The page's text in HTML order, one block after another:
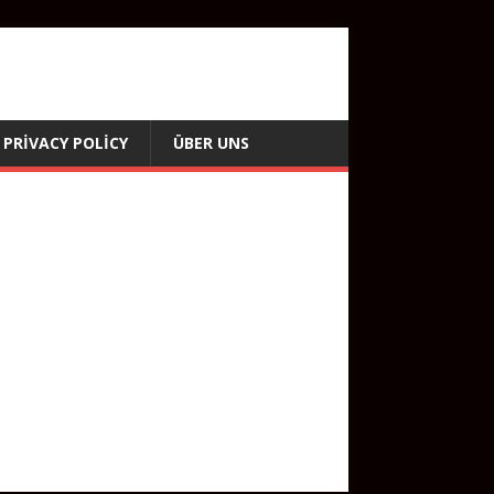
PRIVACY POLICY ÜBER UNS